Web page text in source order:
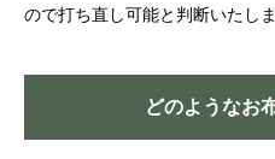
ので打ち直し可能と判断いたしま
どのようなお